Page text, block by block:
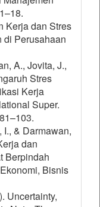
Kerja dan Stres
di Perusahaan
A., Jovita, J.,
Stres
Kerja
Super.
I., & Darmawan,
dan
Berpindah
Bisnis
Uncertainty,